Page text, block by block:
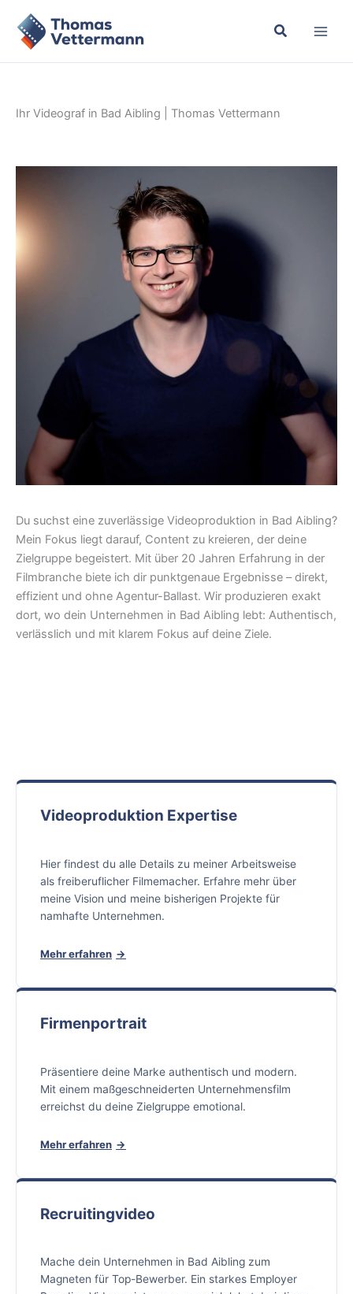
Inhalt
springen
Ihr Videograf in Bad Aibling | Thomas Vettermann
Du suchst eine zuverlässige Videoproduktion in Bad Aibling?
Mein Fokus liegt darauf, Content zu kreieren, der deine
Zielgruppe begeistert. Mit über 20 Jahren Erfahrung in der
Filmbranche biete ich dir punktgenaue Ergebnisse – direkt,
effizient und ohne Agentur-Ballast. Wir produzieren exakt
dort, wo dein Unternehmen in Bad Aibling lebt: Authentisch,
verlässlich und mit klarem Fokus auf deine Ziele.
Videoproduktion Expertise
Hier findest du alle Details zu meiner Arbeitsweise
als freiberuflicher Filmemacher. Erfahre mehr über
meine Vision und meine bisherigen Projekte für
namhafte Unternehmen.
Mehr erfahren
Firmenportrait
Präsentiere deine Marke authentisch und modern.
Mit einem maßgeschneiderten Unternehmensfilm
erreichst du deine Zielgruppe emotional.
Mehr erfahren
Recruitingvideo
Mache dein Unternehmen in Bad Aibling zum
Magneten für Top-Bewerber. Ein starkes Employer